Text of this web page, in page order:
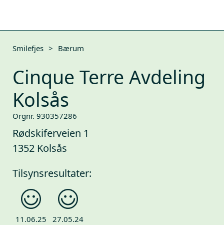
Smilefjes > Bærum
Cinque Terre Avdeling
Kolsås
Orgnr. 930357286
Rødskiferveien 1
1352 Kolsås
Tilsynsresultater:
11.06.25 27.05.24